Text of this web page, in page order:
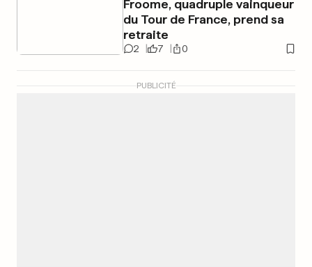
Froome, quadruple vainqueur
du Tour de France, prend sa
retraite
2 7 0
PUBLICITÉ